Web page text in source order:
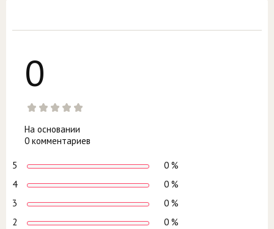
0
На основании
0 комментариев
5
0 %
4
0 %
3
0 %
2
0 %